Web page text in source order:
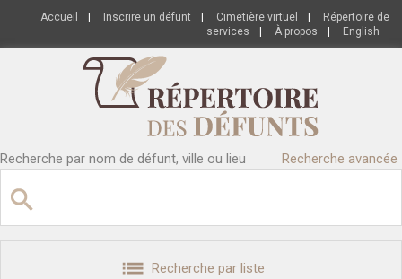
Accueil Inscrire un défunt Cimetière virtuel
Répertoire de
services
À propos English
Recherche par nom de défunt, ville ou lieu Recherche avancée
Recherche par liste